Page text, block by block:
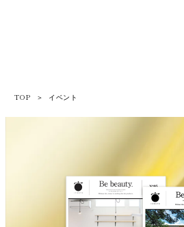
TOP ＞ イベント